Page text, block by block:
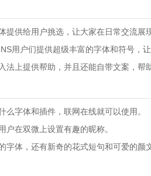
提供给用户挑选，让大家在日常交流展
用户们提供超级丰富的字体和符号，
法上提供帮助，并且还能自带文案，帮
么字体和插件，联网在线就可以使用。
户在双微上设置有趣的昵称。
字体，还有新奇的花式短句和可爱的颜